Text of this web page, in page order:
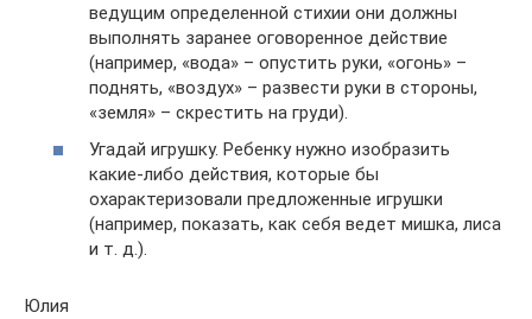
ведущим определенной стихии они должны
выполнять заранее оговоренное действие
(например, «вода» – опустить руки, «огонь» –
поднять, «воздух» – развести руки в стороны,
«земля» – скрестить на груди).
Угадай игрушку. Ребенку нужно изобразить
какие-либо действия, которые бы
охарактеризовали предложенные игрушки
(например, показать, как себя ведет мишка, лиса
и т. д.).
Юлия